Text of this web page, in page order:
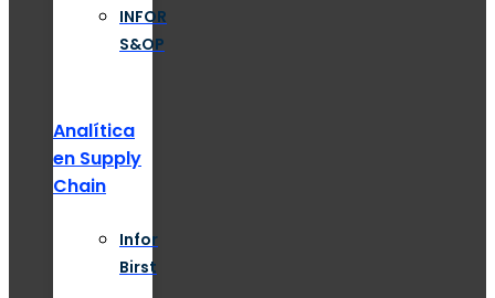
INFOR
S&OP
Analítica
en Supply
Chain
Infor
Birst